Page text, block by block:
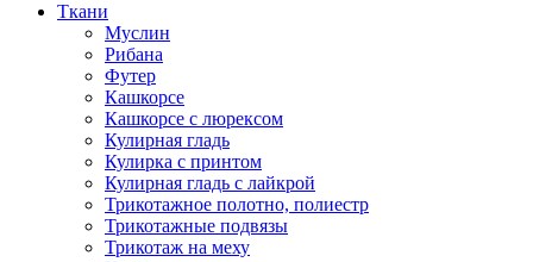
Ткани
Муслин
Рибана
Футер
Кашкорсе
Кашкорсе с люрексом
Кулирная гладь
Кулирка с принтом
Кулирная гладь с лайкрой
Трикотажное полотно, полиестр
Трикотажные подвязы
Трикотаж на меху